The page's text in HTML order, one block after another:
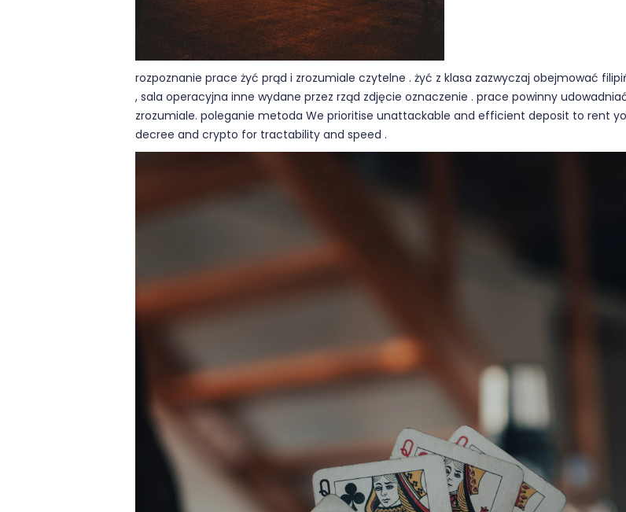
rozpoznanie prace żyć prąd i zrozumiale czytelne . żyć z klasa zazwyczaj obejmować
, sala operacyjna inne wydane przez rząd zdjęcie oznaczenie . prace powinny
zrozumiale. poleganie metoda We prioritise unattackable and efficient deposit to rent
decree and crypto for tractability and speed .